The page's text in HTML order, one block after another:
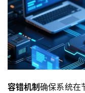
容错机制确保系统在